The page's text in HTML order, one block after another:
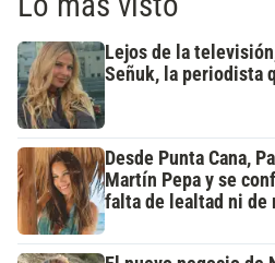
Lejos de la
Señuk, la periodista
Desde Punta Cana,
Martín Pepa y se
falta de lealtad ni de